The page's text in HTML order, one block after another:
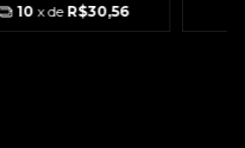
10 x de R$30,56